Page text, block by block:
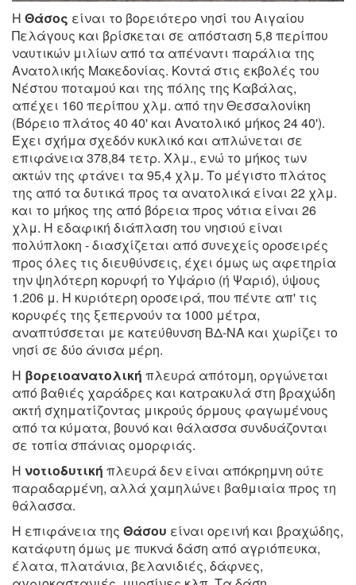
Η Θάσος είναι το βορειότερο νησί του Αιγαίου
Πελάγους και βρίσκεται σε απόσταση 5,8 περίπου
ναυτικών μιλίων από τα απέναντι παράλια της
Ανατολικής Μακεδονίας. Κοντά στις εκβολές του
Νέστου ποταμού και της πόλης της Καβάλας,
απέχει 160 περίπου χλμ. από την Θεσσαλονίκη
(Βόρειο πλάτος 40 40' και Ανατολικό μήκος 24 40').
Έχει σχήμα σχεδόν κυκλικό και απλώνεται σε
επιφάνεια 378,84 τετρ. Χλμ., ενώ το μήκος των
ακτών της φτάνει τα 95,4 χλμ. Το μέγιστο πλάτος
της από τα δυτικά προς τα ανατολικά είναι 22 χλμ.
και το μήκος της από βόρεια προς νότια είναι 26
χλμ. Η εδαφική διάπλαση του νησιού είναι
πολύπλοκη - διασχίζεται από συνεχείς οροσειρές
προς όλες τις διευθύνσεις, έχει όμως ως αφετηρία
την ψηλότερη κορυφή το Υψάριο (ή Ψαριό), ύψους
1.206 μ. Η κυριότερη οροσειρά, που πέντε απ' τις
κορυφές της ξεπερνούν τα 1000 μέτρα,
αναπτύσσεται με κατεύθυνση ΒΔ-ΝΑ και χωρίζει το
νησί σε δύο άνισα μέρη.
Η βορειοανατολική πλευρά απότομη, οργώνεται
από βαθιές χαράδρες και κατρακυλά στη βραχώδη
ακτή σχηματίζοντας μικρούς όρμους φαγωμένους
από τα κύματα, βουνό και θάλασσα συνδυάζονται
σε τοπία σπάνιας ομορφιάς.
Η νοτιοδυτική πλευρά δεν είναι απόκρημνη ούτε
παραδαρμένη, αλλά χαμηλώνει βαθμιαία προς τη
θάλασσα.
Η επιφάνεια της Θάσου είναι ορεινή και βραχώδης,
κατάφυτη όμως με πυκνά δάση από αγριόπευκα,
έλατα, πλατάνια, βελανιδιές, δάφνες,